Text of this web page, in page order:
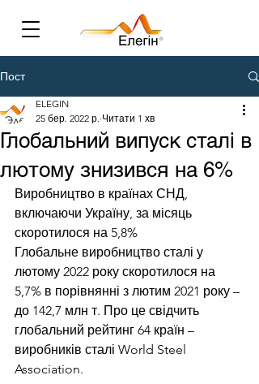
Пост
Глобальний випуск сталі в
лютому знизився на 6%
ELEGIN
25 бер. 2022 р. Читати 1 хв
Виробництво в країнах СНД,
включаючи Україну, за місяць
скоротилося на 5,8%
Глобальне виробництво сталі у
лютому 2022 року скоротилося на
5,7% в порівнянні з лютим 2021 року –
до 142,7 млн ​​т. Про це свідчить
глобальний рейтинг 64 країн –
виробників сталі World Steel
Association.